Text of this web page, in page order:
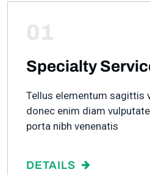
01
Specialty
Tellus elementum sagittis
donec enim diam
porta nibh venenatis
DETAILS